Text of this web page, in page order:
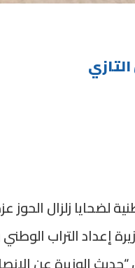
لضحايا زلزال
إعداد التراب